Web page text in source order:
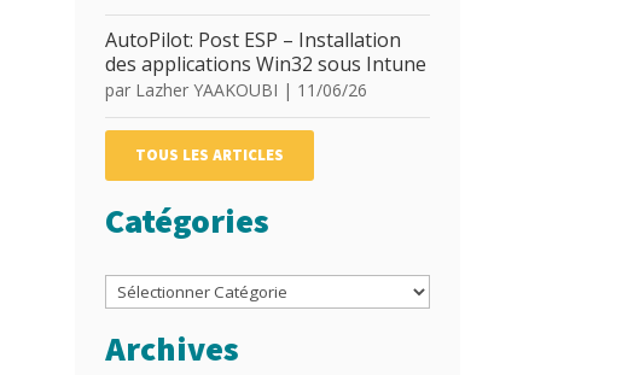
AutoPilot: Post ESP – Installation
des applications Win32 sous Intune
par Lazher YAAKOUBI | 11/06/26
TOUS LES ARTICLES
Catégories
Catégories
Archives